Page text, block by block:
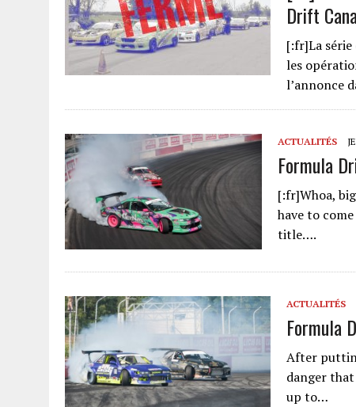
Drift
[:fr]La
les
l’annonce
ACTUALITÉS
Formula
[:fr]Whoa,
have to
title….
ACTUALITÉS
Formula
After
danger
up to…